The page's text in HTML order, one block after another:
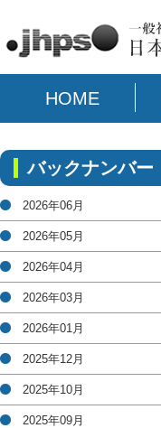
HOME
バックナンバー
2026年06月
2026年05月
2026年04月
2026年03月
2026年01月
2025年12月
2025年10月
2025年09月